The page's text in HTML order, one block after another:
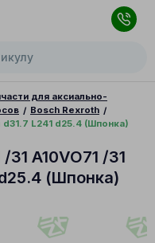
для аксиально-
Bosch Rexroth
L241 d25.4 (Шпонка)
31 A10VO71 /31
(Шпонка)